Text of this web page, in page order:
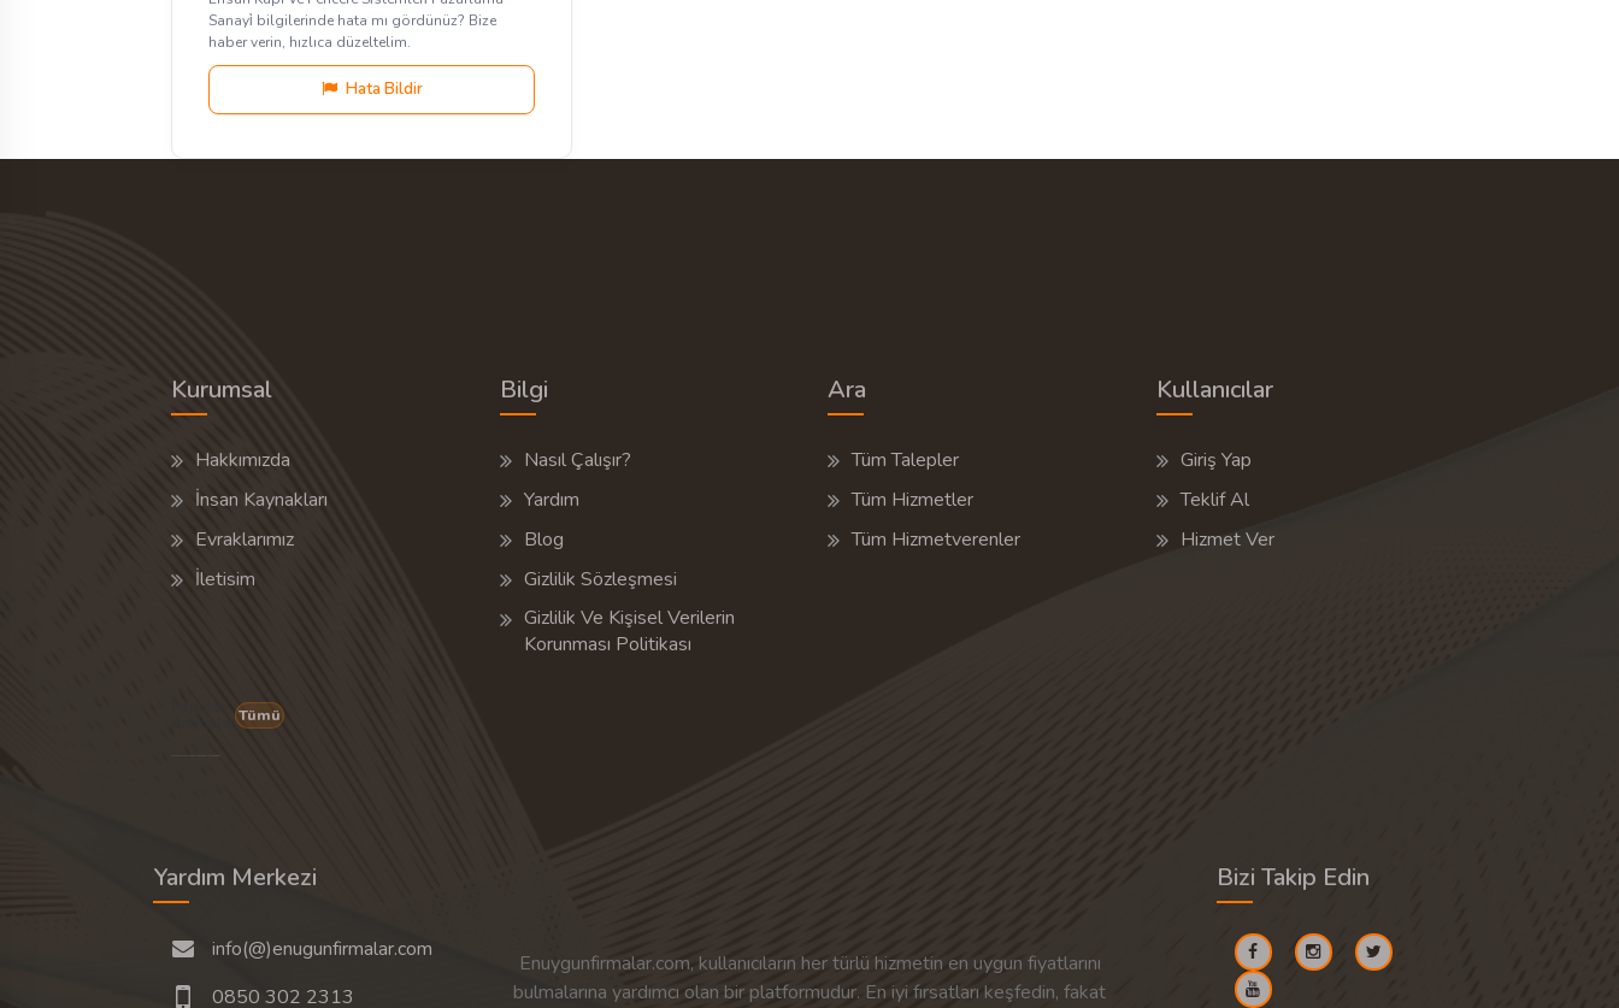
Sanayi̇ bilgilerinde hata mı gördünüz? Bize
haber verin, hızlıca düzeltelim.
Hata Bildir
Kurumsal
Hakkımızda
İnsan Kaynakları
Evraklarımız
İletisim
Bilgi
Nasıl Çalışır?
Yardım
Blog
Gizlilik Sözleşmesi
Gizlilik Ve Kişisel Verilerin
Korunması Politikası
Ara
Tüm Talepler
Tüm Hizmetler
Tüm Hizmetverenler
Kullanıcılar
Giriş Yap
Teklif Al
Hizmet Ver
Tümü
Yardım Merkezi
info(@)enugunfirmalar.com
0850 302 2313
Enuygunfirmalar.com, kullanıcıların her türlü hizmetin en uygun fiyatlarını
bulmalarına yardımcı olan bir platformudur. En iyi fırsatları keşfedin, fakat
Bizi Takip Edin